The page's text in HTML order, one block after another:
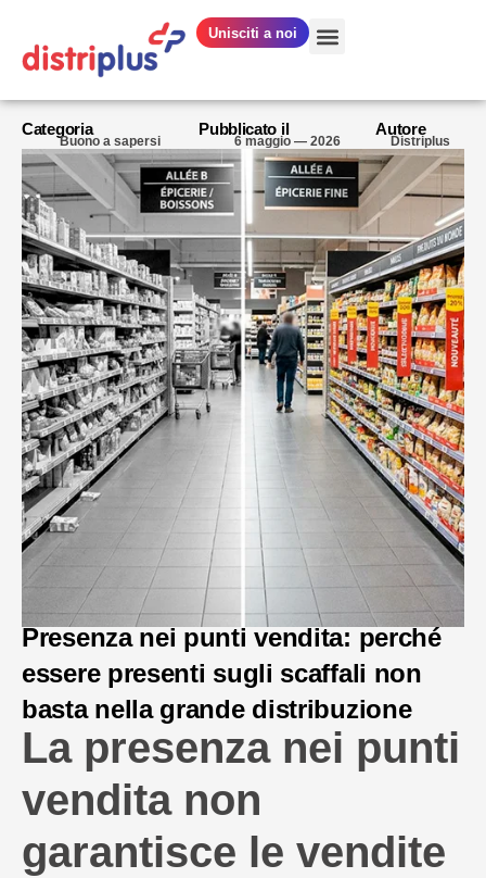
Unisciti a noi
Categoria
Buono a sapersi
Pubblicato il
6 maggio — 2026
Autore
Distriplus
Presenza nei punti vendita: perché
essere presenti sugli scaffali non
basta nella grande distribuzione
La presenza nei punti
vendita non
garantisce le vendite